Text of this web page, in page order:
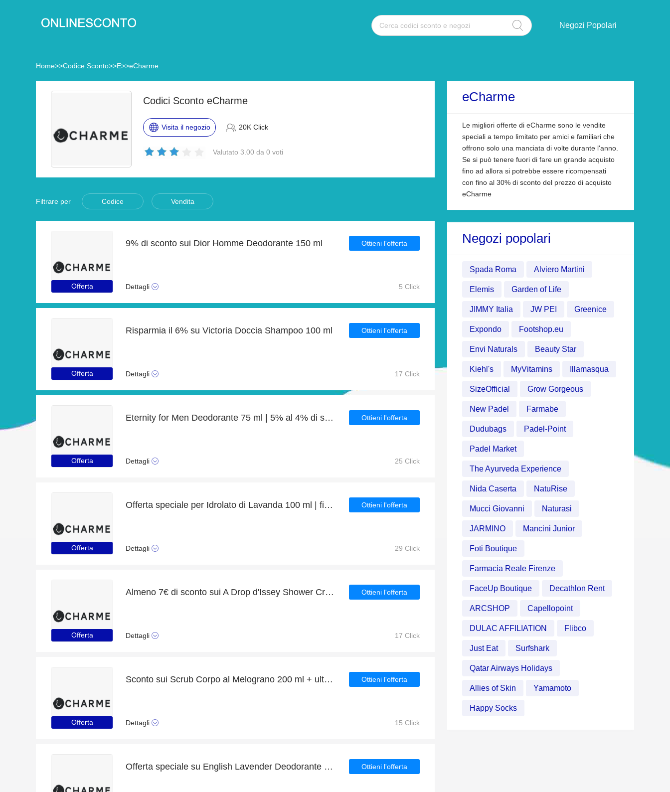
Negozi Popolari
Home>>Codice Sconto>>E>>eCharme
Codici Sconto eCharme
Visita il negozio 20K Click
Valutato 3.00 da 0 voti
Filtrare per Codice Vendita
Offerta
9% di sconto sui Dior Homme Deodorante 150 ml
Dettagli
Ottieni l'offerta
5 Click
Offerta
Risparmia il 6% su Victoria Doccia Shampoo 100 ml
Dettagli
Ottieni l'offerta
17 Click
Offerta
Eternity for Men Deodorante 75 ml | 5% al 4% di sconto
Dettagli
Ottieni l'offerta
25 Click
Offerta
Offerta speciale per Idrolato di Lavanda 100 ml | fino al 29% di sconto
Dettagli
Ottieni l'offerta
29 Click
Offerta
Almeno 7€ di sconto sui A Drop d'Issey Shower Cream 200 ml e altro
Dettagli
Ottieni l'offerta
17 Click
Offerta
Sconto sui Scrub Corpo al Melograno 200 ml + ulteriore 5% di sconto
Dettagli
Ottieni l'offerta
15 Click
Offerta speciale su English Lavender Deodorante 200 ml + 4% di sconto Ottieni l'offerta
eCharme
Le migliori offerte di eCharme sono le vendite
speciali a tempo limitato per amici e familiari che
offrono solo una manciata di volte durante l'anno.
Se si può tenere fuori di fare un grande acquisto
fino ad allora si potrebbe essere ricompensati
con fino al 30% di sconto del prezzo di acquisto
eCharme
Negozi popolari
Spada Roma Alviero Martini
Elemis Garden of Life
JIMMY Italia JW PEI Greenice
Expondo Footshop.eu
Envi Naturals Beauty Star
Kiehl's MyVitamins Illamasqua
SizeOfficial Grow Gorgeous
New Padel Farmabe
Dudubags Padel-Point
Padel Market
The Ayurveda Experience
Nida Caserta NatuRise
Mucci Giovanni Naturasi
JARMINO Mancini Junior
Foti Boutique
Farmacia Reale Firenze
FaceUp Boutique Decathlon Rent
ARCSHOP Capellopoint
DULAC AFFILIATION Flibco
Just Eat Surfshark
Qatar Airways Holidays
Allies of Skin Yamamoto
Happy Socks